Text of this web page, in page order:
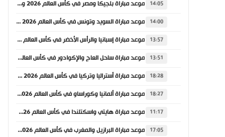
14:05 موعد مباراة بلجيكا ومصر في كأس العالم 2026 والقنوات الناقلة
14:00 موعد مباراة السويد وتونس في كأس العالم 2026 والقنوات الناقلة
13:57 موعد مباراة إسبانيا والرأس الأخضر في كأس العالم 2026 والقنوات الناقلة
13:51 موعد مباراة ساحل العاج والإكوادور في كأس العالم 2026 والقنوات الناقلة
18:28 موعد مباراة أستراليا وتركيا في كأس العالم 2026 والقنوات الناقلة
18:27 موعد مباراة ألمانيا وكوراساو في كأس العالم 2026 والقنوات الناقلة
11:17 موعد مباراة هايتي واسكتلندا في كأس العالم 2026 والقنوات الناقلة
17:05 موعد مباراة البرازيل والمغرب في كأس العالم 2026 والقنوات الناقلة